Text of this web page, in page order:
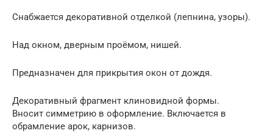
Снабжается декоративной отделкой (лепнина, узоры).
Над окном, дверным проёмом, нишей.
Предназначен для прикрытия окон от дождя.
Декоративный фрагмент клиновидной формы.
Вносит симметрию в оформление. Включается в
обрамление арок, карнизов.